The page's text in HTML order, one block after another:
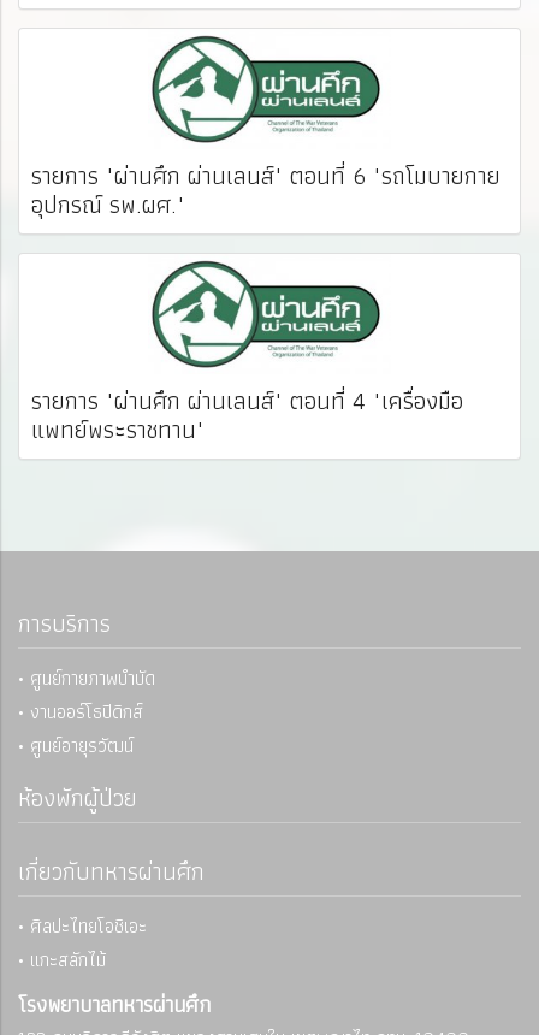
รายการ "ผ่านศึก ผ่านเลนส์" ตอนที่ 6 "รถโมบายกาย
อุปกรณ์ รพ.ผศ."
รายการ "ผ่านศึก ผ่านเลนส์" ตอนที่ 4 "เครื่องมือ
แพทย์พระราชทาน"
การบริการ
• ศูนย์กายภาพบำบัด
• งานออร์โธปิดิกส์
• ศูนย์อายุรวัฒน์
ห้องพักผู้ป่วย
เกี่ยวกับทหารผ่านศึก
• ศิลปะไทยโอชิเอะ
• แกะสลักไม้
โรงพยาบาลทหารผ่านศึก